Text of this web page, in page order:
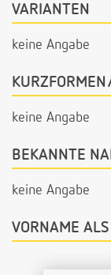
VARIANTEN
keine Angabe
keine Angabe
BEKANNTE
keine Angabe
VORNAME ALS